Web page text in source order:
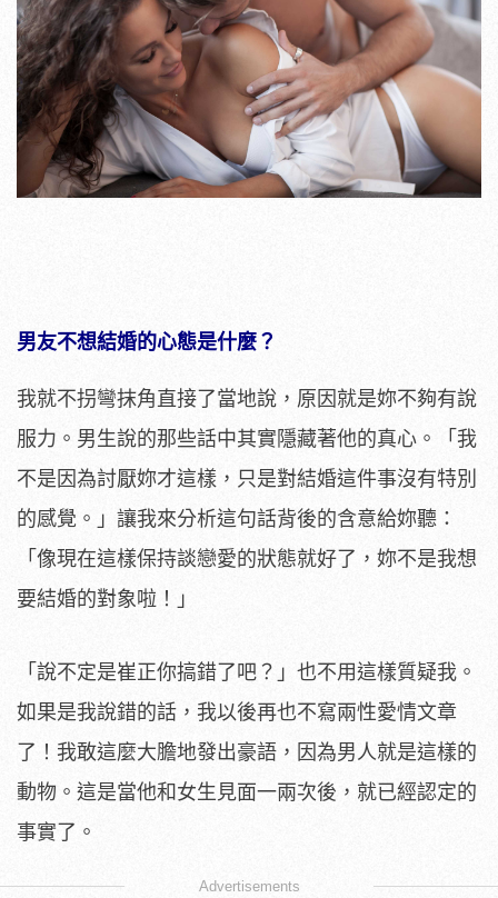
男友不想結婚的心態是什麼？
我就不拐彎抹角直接了當地說，原因就是妳不夠有說
服力。男生說的那些話中其實隱藏著他的真心。「我
不是因為討厭妳才這樣，只是對結婚這件事沒有特別
的感覺。」讓我來分析這句話背後的含意給妳聽：
「像現在這樣保持談戀愛的狀態就好了，妳不是我想
要結婚的對象啦！」
「說不定是崔正你搞錯了吧？」也不用這樣質疑我。
如果是我說錯的話，我以後再也不寫兩性愛情文章
了！我敢這麼大膽地發出豪語，因為男人就是這樣的
動物。這是當他和女生見面一兩次後，就已經認定的
事實了。
Advertisements